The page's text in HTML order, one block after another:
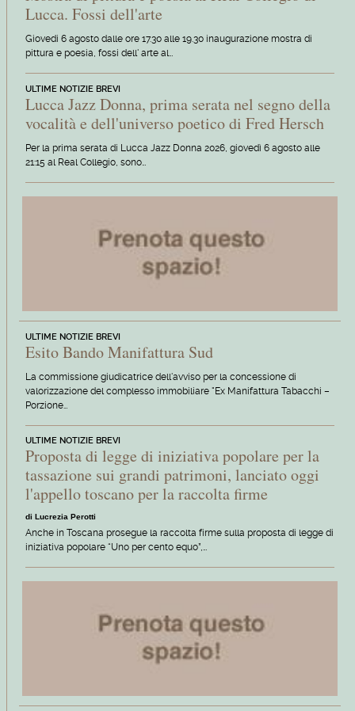
Lucca. Fossi dell'arte
Giovedi 6 agosto dalle ore 17.30 alle 19.30 inaugurazione mostra di
pittura e poesia, fossi dell' arte al…
ULTIME NOTIZIE BREVI
Lucca Jazz Donna, prima serata nel segno della
vocalità e dell'universo poetico di Fred Hersch
Per la prima serata di Lucca Jazz Donna 2026, giovedì 6 agosto alle
21:15 al Real Collegio, sono…
ULTIME NOTIZIE BREVI
Esito Bando Manifattura Sud
La commissione giudicatrice dell'avviso per la concessione di
valorizzazione del complesso immobiliare "Ex Manifattura Tabacchi –
Porzione…
ULTIME NOTIZIE BREVI
Proposta di legge di iniziativa popolare per la
tassazione sui grandi patrimoni, lanciato oggi
l'appello toscano per la raccolta firme
di Lucrezia Perotti
Anche in Toscana prosegue la raccolta firme sulla proposta di legge di
iniziativa popolare “Uno per cento equo”,…